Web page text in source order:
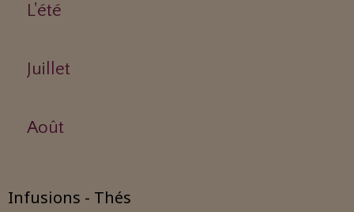
L'été
Juillet
Août
Infusions - Thés